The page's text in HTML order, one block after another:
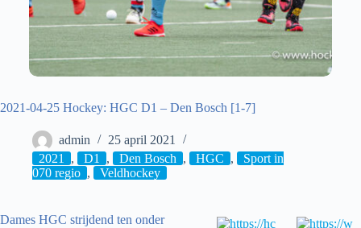
2021-04-25 Hockey: HGC D1 – Den Bosch [1-7]
admin
25 april 2021
2021
, D1 , Den Bosch , HGC ,
Sport in
070 regio , Veldhockey
Dames HGC strijdend ten onder